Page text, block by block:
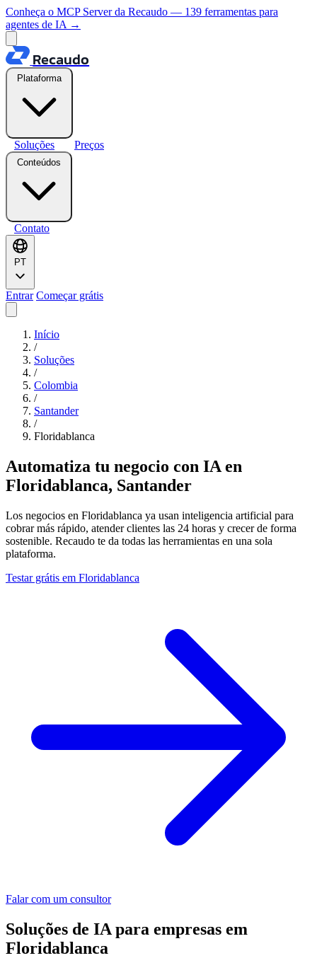
Conheça o MCP Server da Recaudo — 139 ferramentas para
agentes de IA →
Recaudo
Plataforma
Soluções Preços
Conteúdos
Contato
PT
Entrar Começar grátis
Início
/
Soluções
/
Colombia
/
Santander
/
Floridablanca
Automatiza tu negocio con IA en
Floridablanca, Santander
Los negocios en Floridablanca ya usan inteligencia artificial para
cobrar más rápido, atender clientes las 24 horas y crecer de forma
sostenible. Recaudo te da todas las herramientas en una sola
plataforma.
Testar grátis em Floridablanca
Falar com um consultor
Soluções de IA para empresas em
Floridablanca